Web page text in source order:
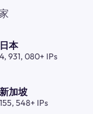
日本
4, 931, 080+ IPs
新加坡
155, 548+ IPs